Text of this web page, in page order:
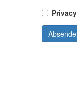
Privacy